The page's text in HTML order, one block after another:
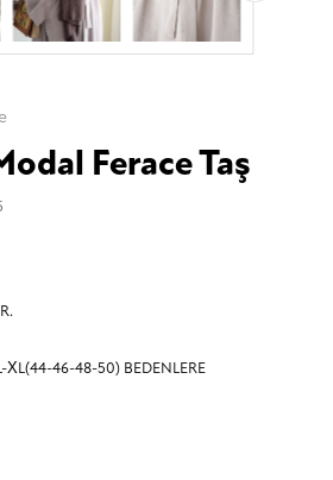
Ferace Taş
46-48-50) BEDENLERE